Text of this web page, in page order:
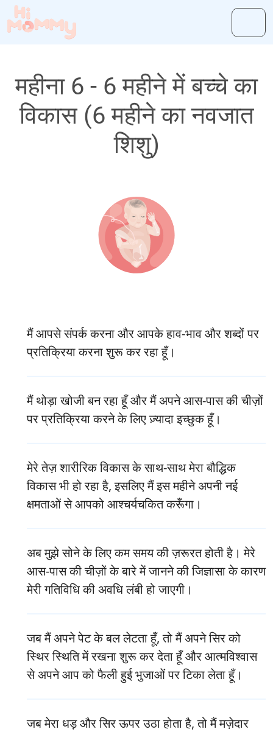
महीना 6 - 6 महीने में बच्चे का
विकास (6 महीने का नवजात
शिशु)
मैं आपसे संपर्क करना और आपके हाव-भाव और शब्दों पर
प्रतिक्रिया करना शुरू कर रहा हूँ।
मैं थोड़ा खोजी बन रहा हूँ और मैं अपने आस-पास की चीज़ों
पर प्रतिक्रिया करने के लिए ज़्यादा इच्छुक हूँ।
मेरे तेज़ शारीरिक विकास के साथ-साथ मेरा बौद्धिक
विकास भी हो रहा है, इसलिए मैं इस महीने अपनी नई
क्षमताओं से आपको आश्चर्यचकित करूँगा।
अब मुझे सोने के लिए कम समय की ज़रूरत होती है। मेरे
आस-पास की चीज़ों के बारे में जानने की जिज्ञासा के कारण
मेरी गतिविधि की अवधि लंबी हो जाएगी।
जब मैं अपने पेट के बल लेटता हूँ, तो मैं अपने सिर को
स्थिर स्थिति में रखना शुरू कर देता हूँ और आत्मविश्वास
से अपने आप को फैली हुई भुजाओं पर टिका लेता हूँ।
जब मेरा धड़ और सिर ऊपर उठा होता है, तो मैं मज़ेदार